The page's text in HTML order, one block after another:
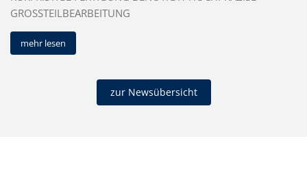
GROSSTEILBEARBEITUNG
mehr lesen
zur Newsübersicht